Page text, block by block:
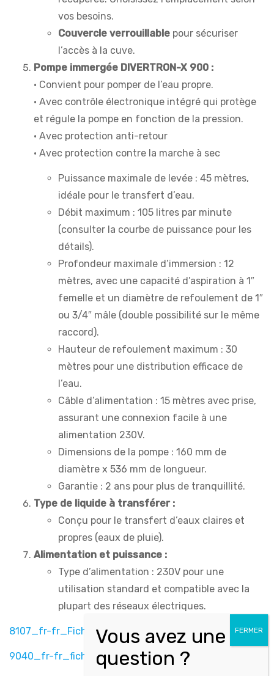
vos besoins.
Couvercle verrouillable pour sécuriser
l’accès à la cuve.
Pompe immergée DIVERTRON-X 900 :
• Convient pour pomper de l’eau propre.
• Avec contrôle électronique intégré qui protège
et régule la pompe en fonction de la pression.
• Avec protection anti-retour
• Avec protection contre la marche à sec
Puissance maximale de levée : 45 mètres,
idéale pour le transfert d’eau.
Débit maximum : 105 litres par minute
(consulter la courbe de puissance pour les
détails).
Profondeur maximale d’immersion : 12
mètres, avec une capacité d’aspiration à 1″
femelle et un diamètre de refoulement de 1″
ou 3/4″ mâle (double possibilité sur le même
raccord).
Hauteur de refoulement maximum : 30
mètres pour une distribution efficace de
l’eau.
Câble d’alimentation : 15 mètres avec prise,
assurant une connexion facile à une
alimentation 230V.
Dimensions de la pompe : 160 mm de
diamètre x 536 mm de longueur.
Garantie : 2 ans pour plus de tranquillité.
Type de liquide à transférer :
Conçu pour le transfert d’eaux claires et
propres (eaux de pluie).
Alimentation et puissance :
Type d’alimentation : 230V pour une
utilisation standard et compatible avec la
plupart des réseaux électriques.
8107_fr-fr_Fiche technique
9040_fr-fr_fiche technique (1)